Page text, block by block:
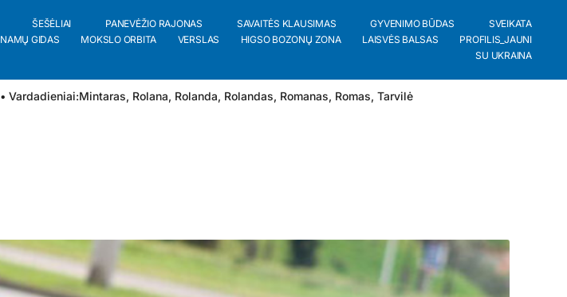
ŠEŠĖLIAI PANEVĖŽIO RAJONAS SAVAITĖS KLAUSIMAS GYVENIMO BŪDAS
SVEIKATA
NAMŲ GIDAS MOKSLO ORBITA VERSLAS HIGSO BOZONŲ ZONA LAISVĖS BALSAS
PROFILIS_JAUNI
SU UKRAINA
• Vardadieniai:Mintaras, Rolana, Rolanda, Rolandas, Romanas, Romas, Tarvilė